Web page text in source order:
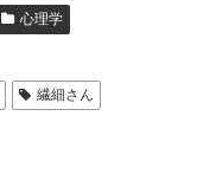
心理学
繊細さん